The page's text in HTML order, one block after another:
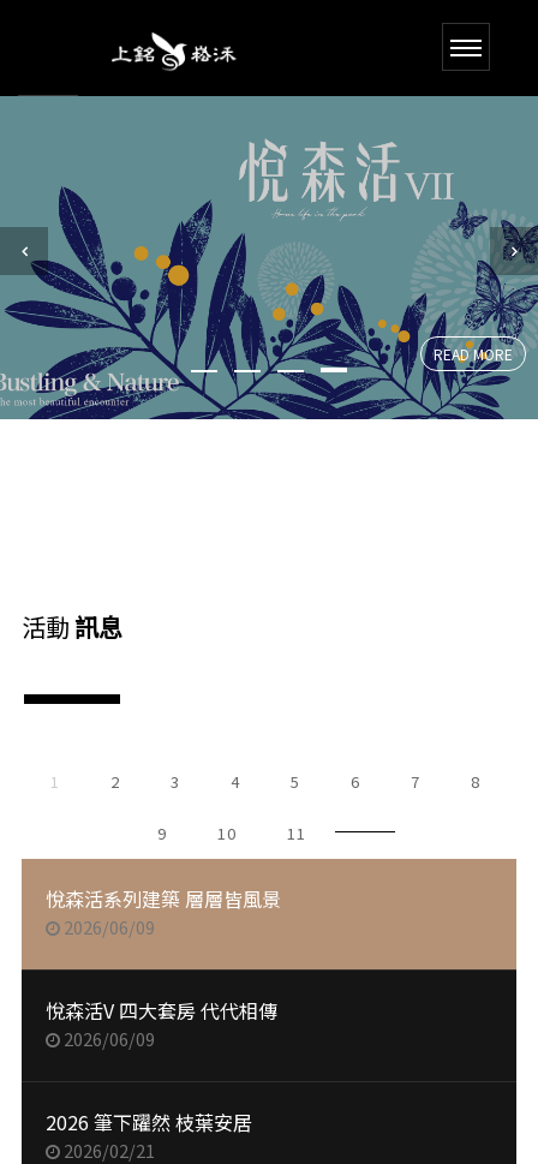
READ MORE
活動 訊息
1 2 3 4 5 6 7 8
9 10 11
悅森活系列建築 層層皆風景
2026/06/09
悅森活V 四大套房 代代相傳
2026/06/09
2026 筆下躍然 枝葉安居
2026/02/21